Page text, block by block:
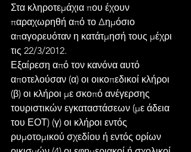
Στα κληροτεμάχια που έχουν
παραχωρηθή από το Δημόσιο
απαγορευόταν η κατάτμησή τους μέχρι
τις 22/3/2012.
Εξαίρεση από τον κανόνα αυτό
αποτελούσαν (α) οι οικοπεδικοί κλήροι
(β) οι κλήροι με σκοπό ανέγερσης
τουριστικών εγκαταστάσεων (με άδεια
του ΕΟΤ) (γ) οι κλήροι εντός
ρυμοτομικού σχεδίου ή εντός ορίων